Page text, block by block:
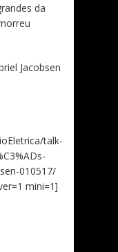
da
Jacobsen
talk-
010517/
mini=1]